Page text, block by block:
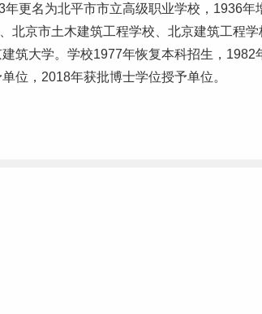
更名为北平市市立高级职业学校，1936年
、北京市土木建筑工程学校、北京建筑工程
筑大学。学校1977年恢复本科招生，1982
位，2018年获批博士学位授予单位。